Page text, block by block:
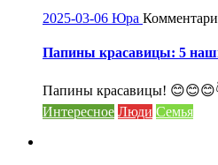
2025-03-06 Юра
Папины красавицы: 5
Папины красавицы!
Интересное Люди Семья